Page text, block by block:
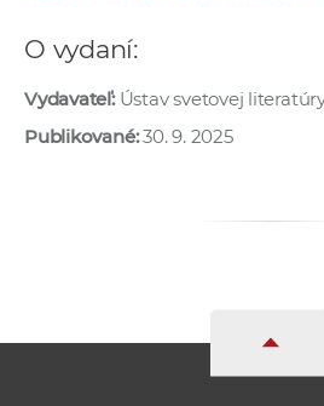
O vydaní:
Vydavateľ:Ústav svetovej literatúry
Publikované:30. 9. 2025